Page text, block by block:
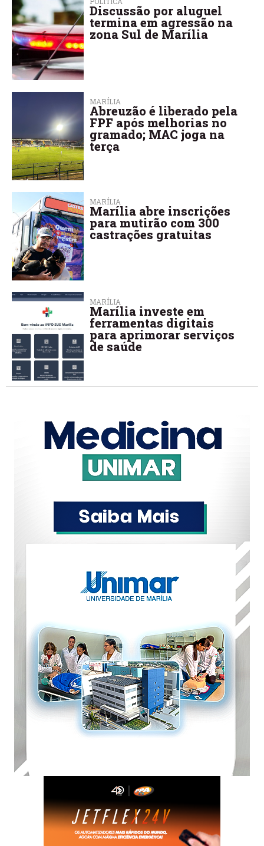
Discussão por aluguel
termina em agressão na
zona Sul de Marília
MARÍLIA
Abreuzão é liberado pela
FPF após melhorias no
gramado; MAC joga na
terça
MARÍLIA
Marília abre inscrições
para mutirão com 300
castrações gratuitas
MARÍLIA
Marília investe em
ferramentas digitais
para aprimorar serviços
de saúde